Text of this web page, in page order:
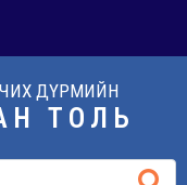
ДҮРМИЙН
ТОЛЬ